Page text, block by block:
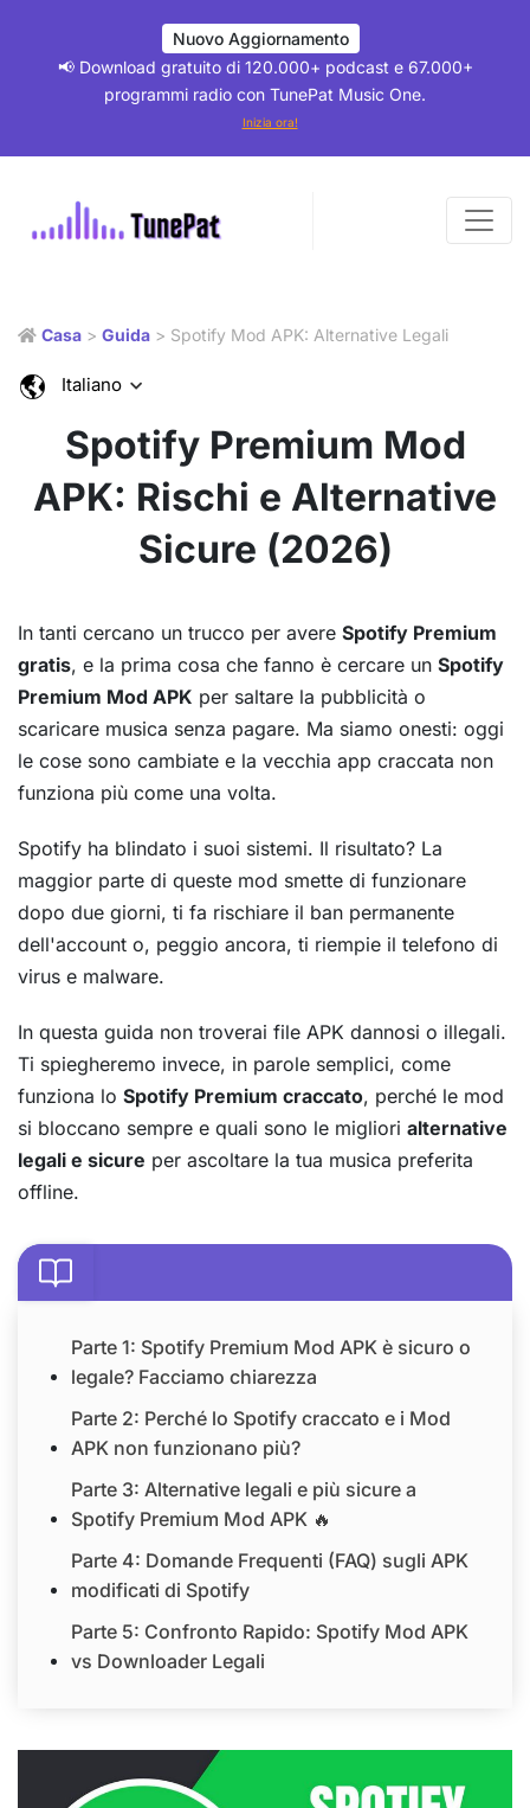
Nuovo Aggiornamento
📢 Download gratuito di 120.000+ podcast e 67.000+
programmi radio con TunePat Music One.
Inizia ora!
Casa > Guida > Spotify Mod APK: Alternative Legali
Italiano
Spotify Premium Mod
APK: Rischi e Alternative
Sicure (2026)
In tanti cercano un trucco per avere Spotify Premium
gratis, e la prima cosa che fanno è cercare un Spotify
Premium Mod APK per saltare la pubblicità o
scaricare musica senza pagare. Ma siamo onesti: oggi
le cose sono cambiate e la vecchia app craccata non
funziona più come una volta.
Spotify ha blindato i suoi sistemi. Il risultato? La
maggior parte di queste mod smette di funzionare
dopo due giorni, ti fa rischiare il ban permanente
dell'account o, peggio ancora, ti riempie il telefono di
virus e malware.
In questa guida non troverai file APK dannosi o illegali.
Ti spiegheremo invece, in parole semplici, come
funziona lo Spotify Premium craccato, perché le mod
si bloccano sempre e quali sono le migliori alternative
legali e sicure per ascoltare la tua musica preferita
offline.
Parte 1: Spotify Premium Mod APK è sicuro o
legale? Facciamo chiarezza
Parte 2: Perché lo Spotify craccato e i Mod
APK non funzionano più?
Parte 3: Alternative legali e più sicure a
Spotify Premium Mod APK 🔥
Parte 4: Domande Frequenti (FAQ) sugli APK
modificati di Spotify
Parte 5: Confronto Rapido: Spotify Mod APK
vs Downloader Legali